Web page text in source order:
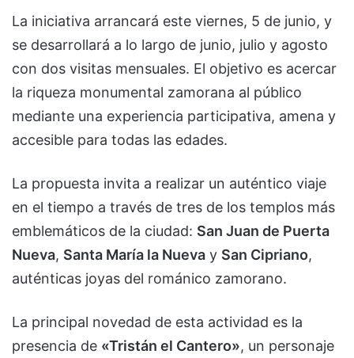
La iniciativa arrancará este viernes, 5 de junio, y
se desarrollará a lo largo de junio, julio y agosto
con dos visitas mensuales. El objetivo es acercar
la riqueza monumental zamorana al público
mediante una experiencia participativa, amena y
accesible para todas las edades.
La propuesta invita a realizar un auténtico viaje
en el tiempo a través de tres de los templos más
emblemáticos de la ciudad: San Juan de Puerta
Nueva, Santa María la Nueva y San Cipriano,
auténticas joyas del románico zamorano.
La principal novedad de esta actividad es la
presencia de «Tristán el Cantero», un personaje